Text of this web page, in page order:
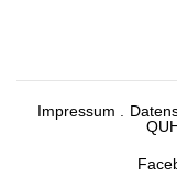
Impressum